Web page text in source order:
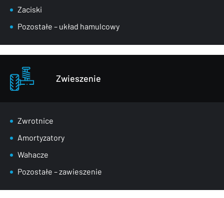
Zaciski
Pozostałe – układ hamulcowy
Zwieszenie
Zwrotnice
Amortyzatory
Wahacze
Pozostałe – zawieszenie